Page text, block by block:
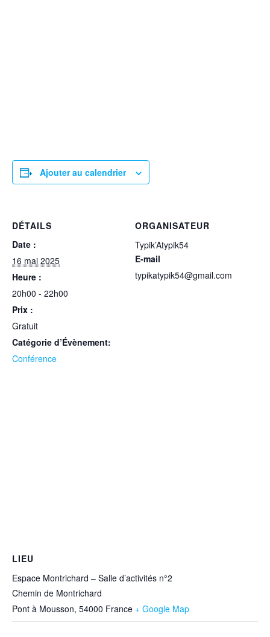
Ajouter au calendrier
DÉTAILS
Date :
16 mai 2025
Heure :
20h00 - 22h00
Prix :
Gratuit
Catégorie d’Évènement:
Conférence
ORGANISATEUR
Typik’Atypik54
E-mail
typikatypik54@gmail.com
LIEU
Espace Montrichard – Salle d’activités n°2
Chemin de Montrichard
Pont à Mousson, 54000 France + Google Map